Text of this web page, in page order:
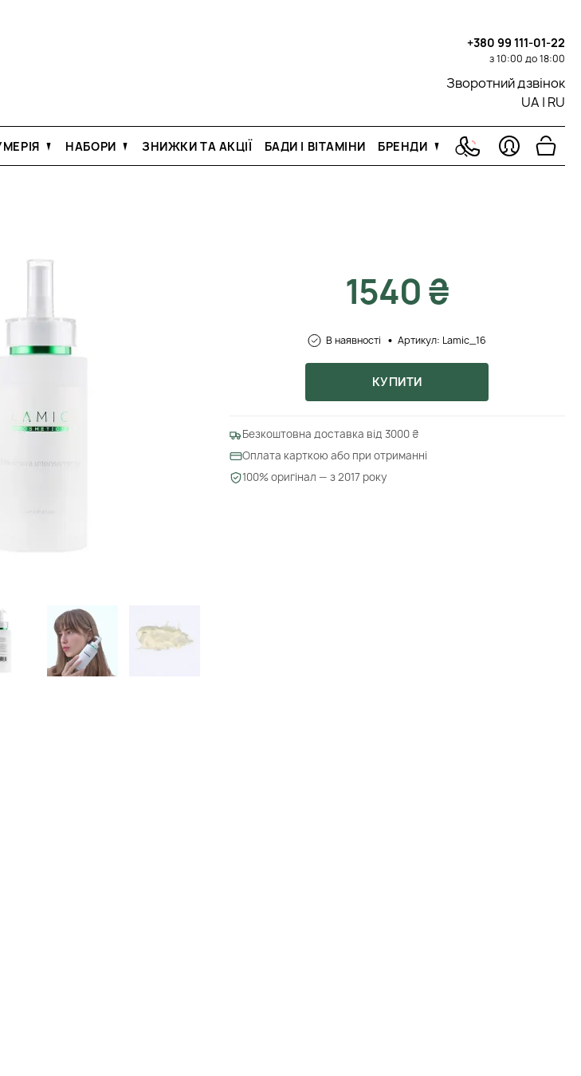
+380 99 111-01-22
з 10:00 до 18:00
Зворотний дзвінок
UA | RU
НАБОРИ ЗНИЖКИ ТА АКЦІЇ БАДИ І ВІТАМІНИ БРЕНДИ
1540 ₴
В наявності Артикул: Lamic_16
КУПИТИ
Безкоштовна доставка від 3000 ₴
Оплата карткою або при отриманні
100% оригінал — з 2017 року